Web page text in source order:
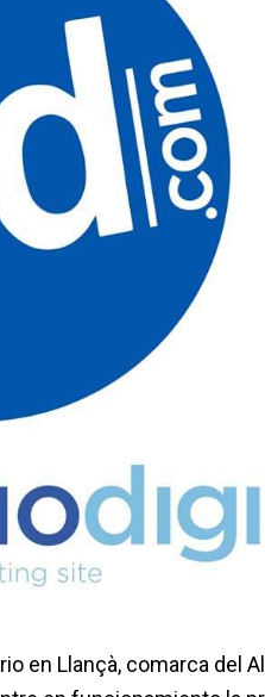
en Llançà, comarca del